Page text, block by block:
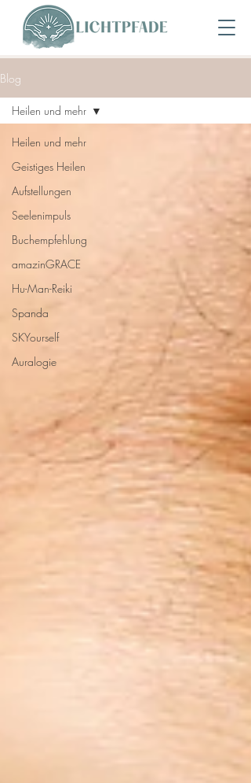
Blog
Heilen und mehr
Geistiges Heilen
Aufstellungen
Seelenimpuls
Buchempfehlung
amazinGRACE
Hu-Man-Reiki
Spanda
SKYourself
Auralogie
Heilen und mehr